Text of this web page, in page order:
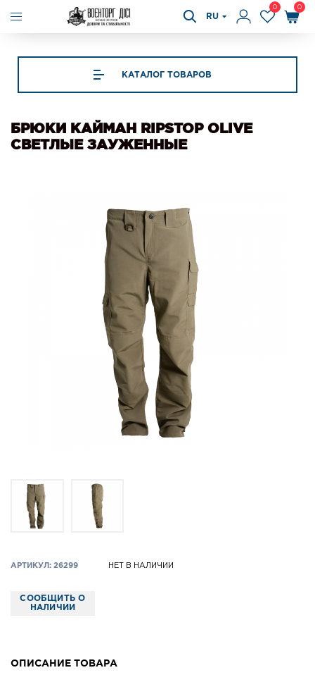
RU
0 0
КАТАЛОГ ТОВАРОВ
БРЮКИ КАЙМАН RIPSTOP OLIVE
СВЕТЛЫЕ ЗАУЖЕННЫЕ
АРТИКУЛ: 26299 НЕТ В НАЛИЧИИ
СООБЩИТЬ О
НАЛИЧИИ
ОПИСАНИЕ ТОВАРА